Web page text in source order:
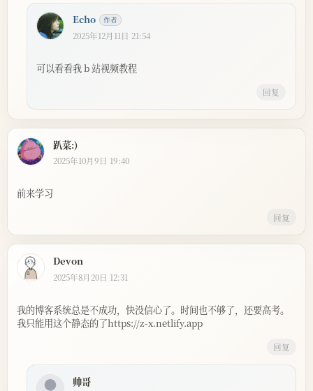
Echo
2025年12月11日 21:54
可以看看我 b 站视频教程
回复
趴菜:)
2025年10月9日 19:40
前来学习
回复
Devon
2025年8月20日 12:31
我的博客系统总是不成功，快没信心了。时间也不够了，还要高考。
我只能用这个静态的了https://z-x.netlify.app
回复
帅哥